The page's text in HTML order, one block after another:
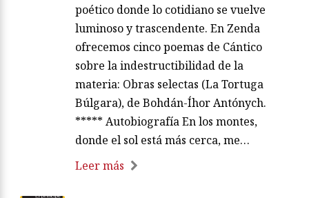
poético donde lo cotidiano se vuelve
luminoso y trascendente. En Zenda
ofrecemos cinco poemas de Cántico
sobre la indestructibilidad de la
materia: Obras selectas (La Tortuga
Búlgara), de Bohdán-Íhor Antónych.
***** Autobiografía En los montes,
donde el sol está más cerca, me…
Leer más